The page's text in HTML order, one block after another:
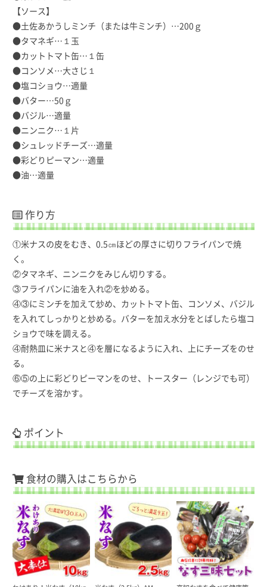
【ソース】
●土佐あかうしミンチ（または牛ミンチ）…200ｇ
●タマネギ…１玉
●カットトマト缶…１缶
●コンソメ…大さじ１
●塩コショウ…適量
●バター…50ｇ
●バジル…適量
●ニンニク…１片
●シュレッドチーズ…適量
●彩どりピーマン…適量
●油…適量
作り方
①米ナスの皮をむき、0.5㎝ほどの厚さに切りフライパンで焼
く。
②タマネギ、ニンニクをみじん切りする。
③フライパンに油を入れ②を炒める。
④③にミンチを加えて炒め、カットトマト缶、コンソメ、バジル
を入れてしっかりと炒める。バターを加え水分をとばしたら塩コ
ショウで味を調える。
④耐熱皿に米ナスと④を層になるように入れ、上にチーズをのせ
る。
⑥⑤の上に彩どりピーマンをのせ、トースター（レンジでも可）
でチーズを溶かす。
ポイント
食材の購入はこちらから